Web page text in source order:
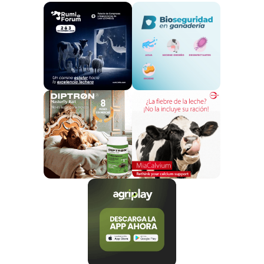
proteína bruta en la dieta: bajo (133 g/kg de materia
seca), medio (143 g/kg) y alto (154 g/kg). Todos estos
niveles se situaron por debajo de la media práctica en
Países Bajos, lo que refuerza la aplicabilidad real de
los resultados.
Los datos muestran que la reducción de
proteína disminuye de forma clara la ingesta y
excreción de nitrógeno
, siendo especialmente
notable en la orina. En la primera lactación, las vacas
con dieta baja en proteína excretaron
aproximadamente 105 g de nitrógeno al día en la
orina, frente a 146 g y 185 g en los grupos medio y alto,
Este aspecto es clave desde el punto de vista
ambiental, ya que el nitrógeno urinario es una de las
principales fuentes de emisiones de amoníaco en las